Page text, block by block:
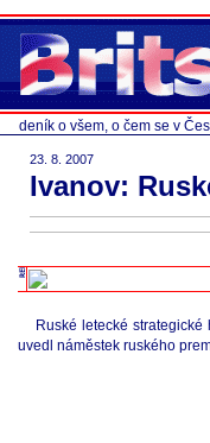
deník o všem, o čem se v
23. 8. 2007
Ivanov:
Ruské letecké
uvedl náměstek ruského